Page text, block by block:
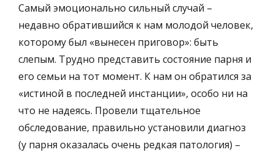
Самый эмоционально сильный случай –
недавно обратившийся к нам молодой человек,
которому был «вынесен приговор»: быть
слепым. Трудно представить состояние парня и
его семьи на тот момент. К нам он обратился за
«истиной в последней инстанции», особо ни на
что не надеясь. Провели тщательное
обследование, правильно установили диагноз
(у парня оказалась очень редкая патология) –